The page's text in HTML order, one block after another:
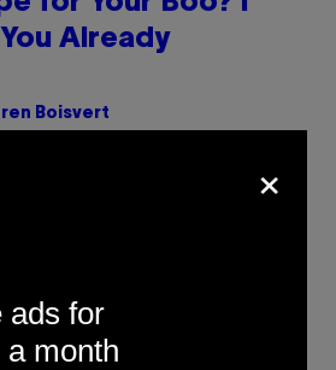
Already
Boisvert
GETTY IMAGES
Albums
Year
×
ads for
a month